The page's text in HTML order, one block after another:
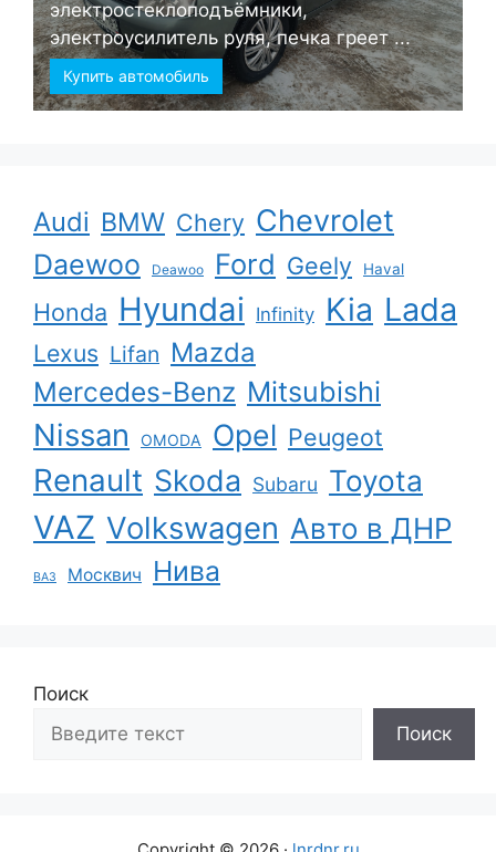
электростеклоподъёмники,
электроусилитель руля, печка греет ...
Купить автомобиль
Audi BMW Chery Chevrolet
Daewoo Deawoo Ford Geely Haval
Honda Hyundai Infinity Kia Lada
Lexus Lifan Mazda
Mercedes-Benz Mitsubishi
Nissan OMODA Opel Peugeot
Renault Skoda Subaru Toyota
VAZ Volkswagen Авто в ДНР
ВАЗ Москвич Нива
Поиск
Поиск